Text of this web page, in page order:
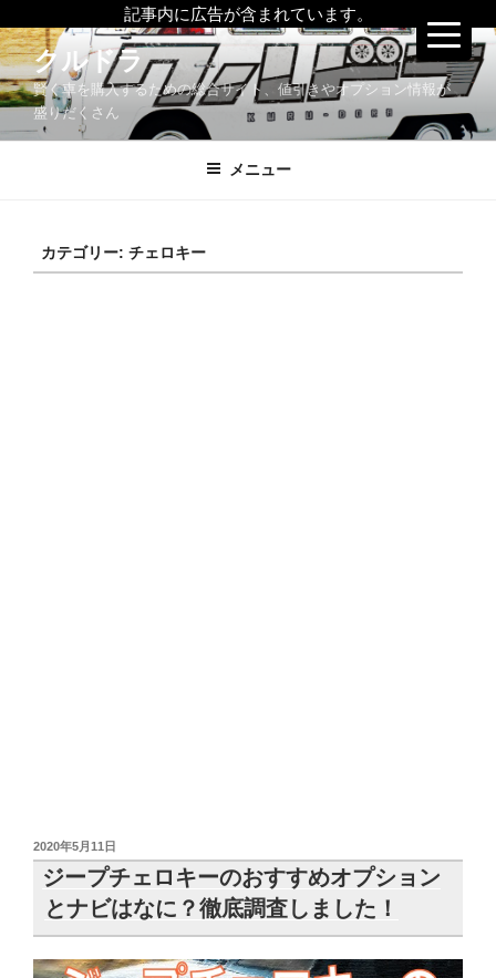
記事内に広告が含まれています。
コ
ン
テ
ツ
クルドラ
賢く車を購入するための総合サイト、値引きやオプション情報が
盛りだくさん
メニュー
カテゴリー: チェロキー
投
稿
日:
2020年5月11日
ジープチェロキーのおすすめオプション
とナビはなに？徹底調査しました！